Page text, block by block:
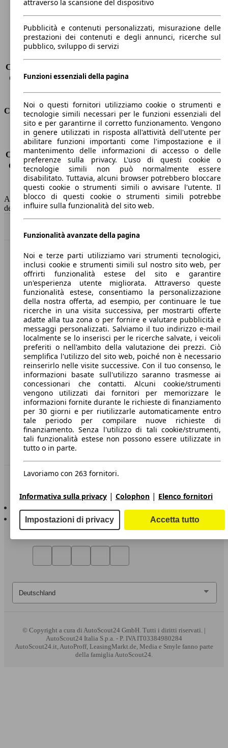
Porte
5
Sedili
5
Capacità di traino (senza freni)
Capacità di traino (con freni)
1400 kg
Consumi
Emissioni di CO2*
-
Consumo (urbano)
-
Consumo (extra-urbano) -
Consumo (combinato)*
Classe di emissione
Euro 6
Capacità del serbatoio
47 l
AutoScout24 non si assume alcuna responsabilità per la correttezza
dei dati.
Benvenuti su AutoScout24, il mercato auto europeo.
Società
A proposito di AutoScout24
Stampa
Media
Condizioni generali
Informazioni
Privacy
Dichiarazione di Accessibilità
Servizi
Area rivenditori
Sempre con te
AutoScout24 per Android
© Copyright a cura di AutoScout24 GmbH. Tutti i diritti riservati. |
AutoScout24 Italia S.p.a. - P. IVA IT03384980284
AutoScout24.it, AutoProff, LeasingMarkt.de, Media e Smyle fanno parte
della famiglia AutoScout24.
attraverso la scansione del dispositivo
Pubblicità e contenuti personalizzati, misurazione delle
prestazioni dei contenuti e degli annunci, ricerche sul
pubblico, sviluppo di servizi
Funzioni essenziali della pagina
Noi o questi fornitori utilizziamo cookie o strumenti e
tecnologie simili necessari per le funzioni essenziali del
sito e per garantirne il corretto funzionamento. Vengono
in genere utilizzati in risposta all'attività dell'utente per
abilitare funzioni importanti come l'impostazione e il
mantenimento delle informazioni di accesso o delle
preferenze sulla privacy. L'uso di questi cookie o
tecnologie simili non può normalmente essere
disabilitato. Tuttavia, alcuni browser potrebbero bloccare
questi cookie o strumenti simili o avvisare l'utente. Il
blocco di questi cookie o strumenti simili potrebbe
influire sulla funzionalità del sito web.
Funzionalità avanzate della pagina
Noi e terze parti utilizziamo vari strumenti tecnologici,
inclusi cookie e strumenti simili sul nostro sito web, per
offrirti funzionalità estese del sito e garantire
un'esperienza utente migliorata. Attraverso queste
funzionalità estese, consentiamo la personalizzazione
della nostra offerta, ad esempio, per continuare le tue
ricerche in una visita successiva, per mostrarti offerte
adatte alla tua zona o per fornire e valutare pubblicità e
messaggi personalizzati. Salviamo il tuo indirizzo e-mail
localmente se lo inserisci per le ricerche salvate, i veicoli
preferiti o nell'ambito della valutazione dei prezzi. Ciò
semplifica l'utilizzo del sito web, poiché non è necessario
reinserirlo nelle visite successive. Con il tuo consenso, le
informazioni basate sull'utilizzo saranno trasmesse ai
concessionari che contatti. Alcuni cookie/strumenti
vengono utilizzati dai fornitori per memorizzare le
informazioni fornite durante le richieste di finanziamento
per 30 giorni e per riutilizzarle automaticamente entro
tale periodo per compilare nuove richieste di
finanziamento. Senza l'utilizzo di tali cookie/strumenti,
tali funzionalità estese non possono essere utilizzate in
tutto o in parte.
Lavoriamo con 263 fornitori.
Informativa sulla privacy | Colophon | Elenco fornitori
Impostazioni di privacy Accetta tutto